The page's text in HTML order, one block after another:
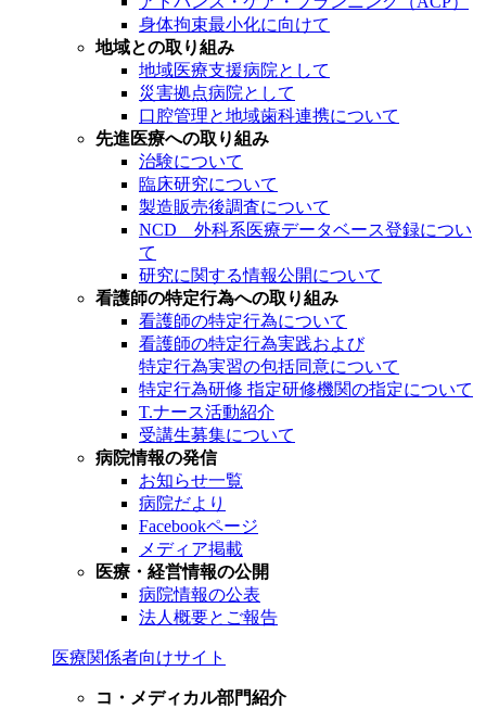
身体拘束最小化に向けて
地域との取り組み
地域医療支援病院として
災害拠点病院として
口腔管理と地域歯科連携について
先進医療への取り組み
治験について
臨床研究について
製造販売後調査について
NCD 外科系医療データベース登録につい
て
研究に関する情報公開について
看護師の特定行為への取り組み
看護師の特定行為について
看護師の特定行為実践および
特定行為実習の包括同意について
特定行為研修 指定研修機関の指定について
T.ナース活動紹介
受講生募集について
病院情報の発信
お知らせ一覧
病院だより
Facebookページ
メディア掲載
医療・経営情報の公開
病院情報の公表
法人概要とご報告
医療関係者向けサイト
コ・メディカル部門紹介